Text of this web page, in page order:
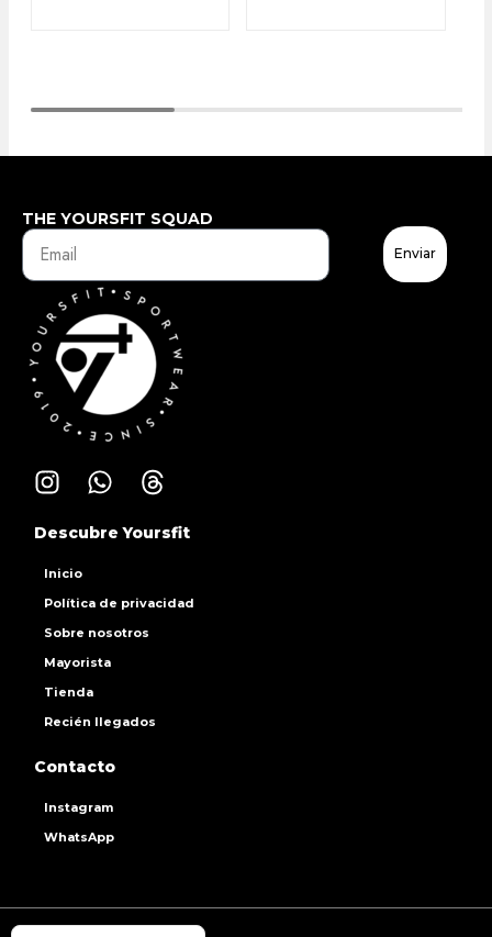
THE YOURSFIT SQUAD
Enviar
Inicio
Política de privacidad
Sobre nosotros
Mayorista
Tienda
Recién llegados
Descubre Yoursfit
Instagram
WhatsApp
Contacto